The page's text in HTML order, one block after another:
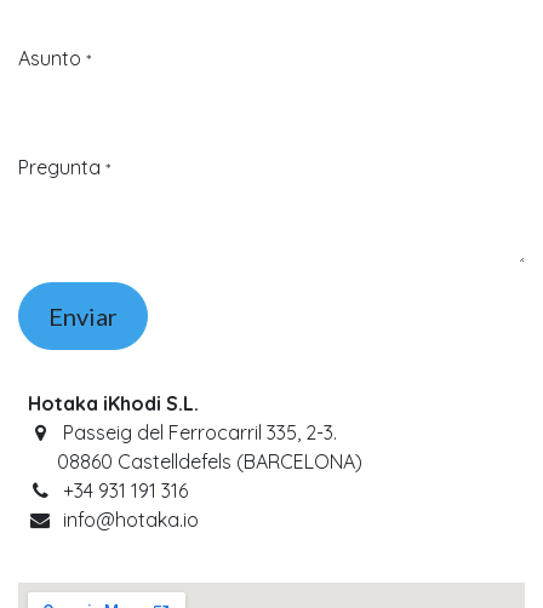
Asunto *
Pregunta *
Enviar
Hotaka iKhodi S.L.
Passeig del Ferrocarril 335, 2-3.
08860 Castelldefels (BARCELONA)
+34 931 191 316
info@hotaka.io